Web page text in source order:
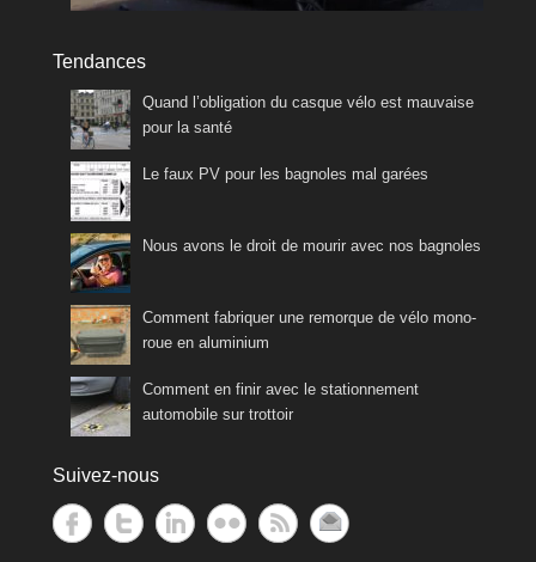
Tendances
Quand l’obligation du casque vélo est mauvaise
pour la santé
Le faux PV pour les bagnoles mal garées
Nous avons le droit de mourir avec nos bagnoles
Comment fabriquer une remorque de vélo mono-
roue en aluminium
Comment en finir avec le stationnement
automobile sur trottoir
Suivez-nous